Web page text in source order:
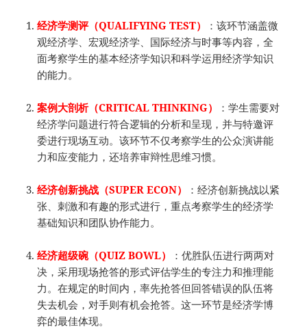
经济学测评（QUALIFYING TEST）
：该环节涵盖微
观经济学、宏观经济学、国际经济与时事等内容，全
面考察学生的基本经济学知识和科学运用经济学知识
的能力。
案例大剖析（CRITICAL THINKING）
：学生需要对
经济学问题进行符合逻辑的分析和呈现，并与特邀评
委进行现场互动。该环节不仅考察学生的公众演讲能
力和应变能力，还培养审辩性思维习惯。
经济创新挑战（SUPER ECON）
：经济创新挑战以紧
张、刺激和有趣的形式进行，重点考察学生的经济学
基础知识和团队协作能力。
经济超级碗（QUIZ BOWL）
：优胜队伍进行两两对
决，采用现场抢答的形式评估学生的专注力和推理能
力。在规定的时间内，率先抢答但回答错误的队伍将
失去机会，对手则有机会抢答。这一环节是经济学博
弈的最佳体现。